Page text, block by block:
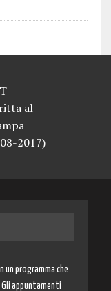
al
2017)
un programma che
appuntamenti